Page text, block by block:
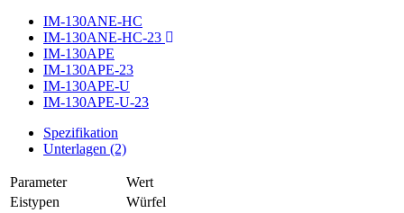
IM-130ANE-HC
IM-130ANE-HC-23
IM-130APE
IM-130APE-23
IM-130APE-U
IM-130APE-U-23
Spezifikation
Unterlagen (2)
Parameter
Wert
Eistypen
Würfel